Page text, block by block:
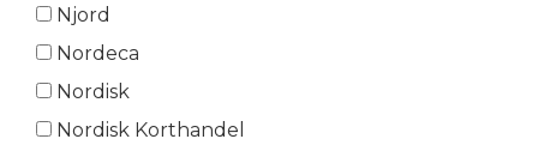
Njord
Nordeca
Nordisk
Nordisk Korthandel